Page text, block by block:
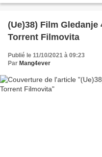
(Ue)38) Film
Torrent Filmovita
Publié le 11/10/2021 à 09:23
Par Mang4ever